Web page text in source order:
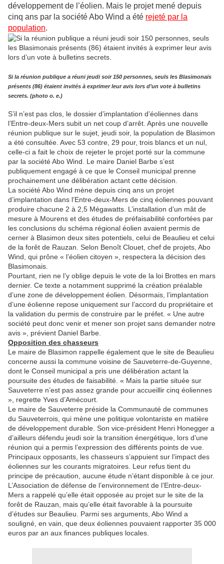
développement de l’éolien. Mais le projet mené depuis
cinq ans par la société Abo Wind a été rejeté par la
population.
Si la réunion publique a réuni jeudi soir 150 personnes, seuls les Blasimonais
présents (86) étaient invités à exprimer leur avis lors d’un vote à bulletins
secrets. (photo o. e.)
S’il n’est pas clos, le dossier d’implantation d’éoliennes dans
l’Entre-deux-Mers subit un net coup d’arrêt. Après une nouvelle
réunion publique sur le sujet, jeudi soir, la population de Blasimon
a été consultée. Avec 53 contre, 29 pour, trois blancs et un nul,
celle-ci a fait le choix de rejeter le projet porté sur la commune
par la société Abo Wind. Le maire Daniel Barbe s’est
publiquement engagé à ce que le Conseil municipal prenne
prochainement une délibération actant cette décision.
La société Abo Wind mène depuis cinq ans un projet
d’implantation dans l’Entre-deux-Mers de cinq éoliennes pouvant
produire chacune 2 à 2,5 Mégawatts. L’installation d’un mât de
mesure à Mourens et des études de préfaisabilité confortées par
les conclusions du schéma régional éolien avaient permis de
cerner à Blasimon deux sites potentiels, celui de Beaulieu et celui
de la forêt de Rauzan. Selon Benoît Clouet, chef de projets, Abo
Wind, qui prône « l’éolien citoyen », respectera la décision des
Blasimonais.
Pourtant, rien ne l’y oblige depuis le vote de la loi Brottes en mars
dernier. Ce texte a notamment supprimé la création préalable
d’une zone de développement éolien. Désormais, l’implantation
d’une éolienne repose uniquement sur l’accord du propriétaire et
la validation du permis de construire par le préfet. « Une autre
société peut donc venir et mener son projet sans demander notre
avis », prévient Daniel Barbe.
Opposition des chasseurs
Le maire de Blasimon rappelle également que le site de Beaulieu
concerne aussi la commune voisine de Sauveterre-de-Guyenne,
dont le Conseil municipal a pris une délibération actant la
poursuite des études de faisabilité. « Mais la partie située sur
Sauveterre n’est pas assez grande pour accueillir cinq éoliennes
», regrette Yves d’Amécourt.
Le maire de Sauveterre préside la Communauté de communes
du Sauveterrois, qui mène une politique volontariste en matière
de développement durable. Son vice-président Henri Honegger a
d’ailleurs défendu jeudi soir la transition énergétique, lors d’une
réunion qui a permis l’expression des différents points de vue.
Principaux opposants, les chasseurs s’appuient sur l’impact des
éoliennes sur les courants migratoires. Leur refus tient du
principe de précaution, aucune étude n’étant disponible à ce jour.
L’Association de défense de l’environnement de l’Entre-deux-
Mers a rappelé qu’elle était opposée au projet sur le site de la
forêt de Rauzan, mais qu’elle était favorable à la poursuite
d’études sur Beaulieu. Parmi ses arguments, Abo Wind a
souligné, en vain, que deux éoliennes pouvaient rapporter 35 000
euros par an aux finances publiques locales.